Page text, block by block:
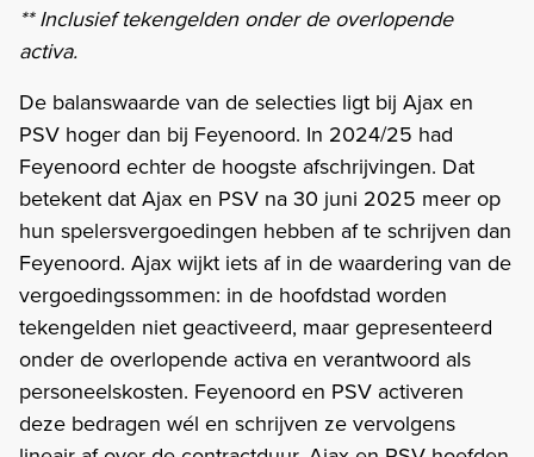
** Inclusief tekengelden onder de overlopende
activa.
De balanswaarde van de selecties ligt bij Ajax en
PSV hoger dan bij Feyenoord. In 2024/25 had
Feyenoord echter de hoogste afschrijvingen. Dat
betekent dat Ajax en PSV na 30 juni 2025 meer op
hun spelersvergoedingen hebben af te schrijven dan
Feyenoord. Ajax wijkt iets af in de waardering van de
vergoedingssommen: in de hoofdstad worden
tekengelden niet geactiveerd, maar gepresenteerd
onder de overlopende activa en verantwoord als
personeelskosten. Feyenoord en PSV activeren
deze bedragen wél en schrijven ze vervolgens